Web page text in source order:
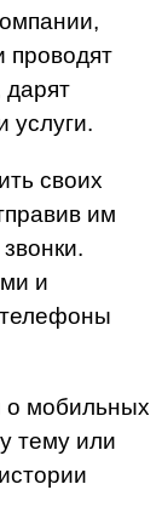
проводят
услуги.
своих
им
и
телефоны
мобильных
тему или